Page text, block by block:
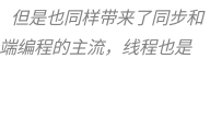
但是也同样带来了同步和
编程的主流，线程也是